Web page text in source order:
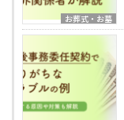
お葬式・お墓